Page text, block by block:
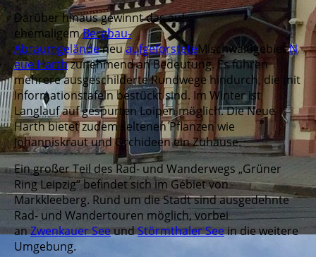
Darüber hinaus gewinnt das auf
ehemaligemBergbau-
AbraumgeländeneuaufgeforsteteMischwaldgebietN
eue Harthzunehmend an Bedeutung. Es führen
mehrere ausgeschilderte Rundwege hindurch, die mit
Informationstafeln bestückt sind. Im Winter ist
Langlauf auf gespurten Loipen möglich. Die Neue
Harth bietet zudem seltenen Pflanzen wie
Johanniskraut und Orchideen ein Zuhause.
Ein großer Teil des Rad- und Wanderwegs „Grüner
Ring Leipzig“ befindet sich im Gebiet von
Markkleeberg. Rund um die Stadt sind ausgedehnte
Rad- und Wandertouren möglich, vorbei
anZwenkauer SeeundStörmthaler Seein die weitere
Umgebung.